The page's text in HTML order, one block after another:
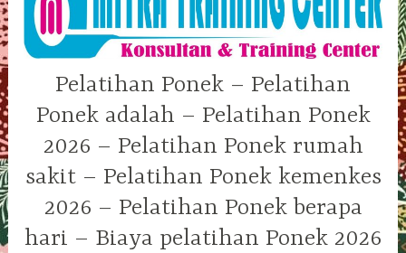
Pelatihan Ponek – Pelatihan
Ponek adalah – Pelatihan Ponek
2026 – Pelatihan Ponek rumah
sakit – Pelatihan Ponek kemenkes
2026 – Pelatihan Ponek berapa
hari – Biaya pelatihan Ponek 2026